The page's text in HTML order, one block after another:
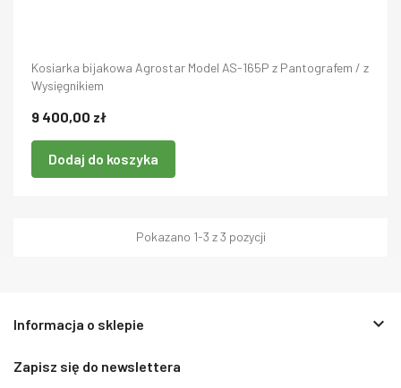
Kosiarka bijakowa Agrostar Model AS-165P z Pantografem / z
Wysięgnikiem
9 400,00 zł
Dodaj do koszyka
Pokazano 1-3 z 3 pozycji
Informacja o sklepie keyboard_arrow_down
Zapisz się do newslettera